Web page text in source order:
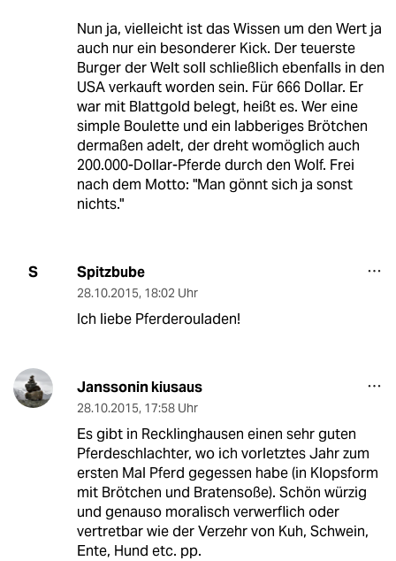
Nun ja, vielleicht ist das Wissen um den Wert ja
auch nur ein besonderer Kick. Der teuerste
Burger der Welt soll schließlich ebenfalls in den
USA verkauft worden sein. Für 666 Dollar. Er
war mit Blattgold belegt, heißt es. Wer eine
simple Boulette und ein labberiges Brötchen
dermaßen adelt, der dreht womöglich auch
200.000-Dollar-Pferde durch den Wolf. Frei
nach dem Motto: "Man gönnt sich ja sonst
nichts."
S Spitzbube
28.10.2015, 18:02 Uhr
Ich liebe Pferderouladen!
Janssonin kiusaus
28.10.2015, 17:58 Uhr
Es gibt in Recklinghausen einen sehr guten
Pferdeschlachter, wo ich vorletztes Jahr zum
ersten Mal Pferd gegessen habe (in Klopsform
mit Brötchen und Bratensoße). Schön würzig
und genauso moralisch verwerflich oder
vertretbar wie der Verzehr von Kuh, Schwein,
Ente, Hund etc. pp.